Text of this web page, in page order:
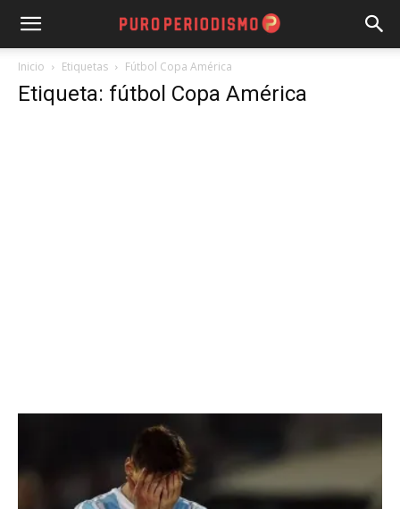
Inicio Etiquetas Fútbol Copa América
Etiqueta: fútbol Copa América